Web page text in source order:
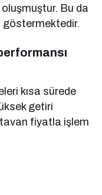
oluşmuştur. Bu da
göstermektedir.
kısa sürede
getiri
fiyatla işlem